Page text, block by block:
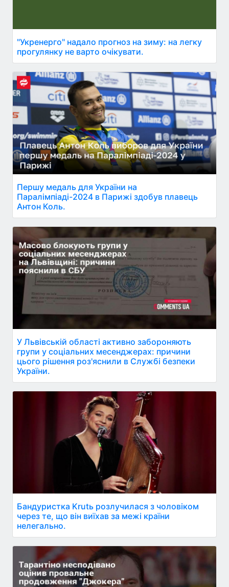
"Укренерго" надало прогноз на зиму: на легку
прогулянку не варто очікувати.
Першу медаль для України на
Паралімпіаді-2024 в Парижі здобув плавець
Антон Коль.
У Львівській області активно забороняють
групи у соціальних месенджерах: причини
цього рішення роз'яснили в Службі безпеки
України.
Бандуристка Krutь розлучилася з чоловіком
через те, що він виїхав за межі країни
нелегально.